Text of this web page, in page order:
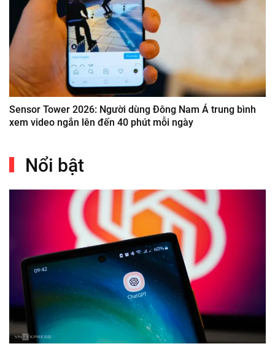
Sensor Tower 2026: Người dùng Đông Nam Á trung bình
xem video ngắn lên đến 40 phút mỗi ngày
Nổi bật